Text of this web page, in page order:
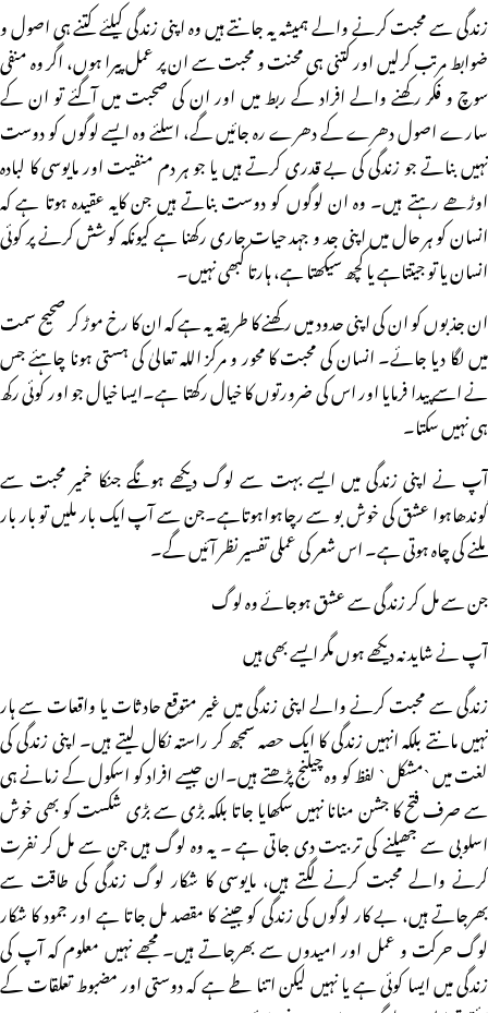
زندگی سے محبت کرنے والے ہمیشہ یہ جانتے ہیں وہ اپنی زندگی کیلئے کتنے ہی اصول و
ضوابط مرتب کرلیں اور کتنی ہی محنت و محبت سے ان پر عمل پیرا ہوں، اگر وہ منفی
سوچ و فکر رکھنے والے افراد کے ربط میں اور ان کی صحبت میں آگئے تو ان کے
سارے اصول دھرے کے دھرے رہ جائیں گے، اسلئے وہ ایسے لوگوں کو دوست
نہیں بناتے جو زندگی کی بے قدری کرتے ہیں یا جو ہر دم منفیت اور مایوسی کا لبادہ
اوڑھے رہتے ہیں۔ وہ ان لوگوں کو دوست بناتے ہیں جن کایہ عقیدہ ہوتا ہے کہ
انسان کو ہر حال میں اپنی جد و جہد حیات جاری رکھنا ہے کیونکہ کوشش کرنے پر کوئی
انسان یا تو جیتتاہے یا کچھ سیکھتا ہے، ہارتا کبھی نہیں۔
ان جذبوں کو ان کی اپنی حدود میں رکھنے کا طریقہ یہ ہے کہ ان کا رخ موڑ کر صحیح سمت
میں لگا دیا جائے۔ انسان کی محبت کا محور و مرکز اللہ تعالیٰ کی ہستی ہونا چاہئے جس
نے اسے پیدا فرمایا اور اس کی ضرورتوں کا خیال رکھتا ہے۔ایسا خیال جو اور کوئی رکھ
ہی نہیں سکتا۔
آپ نے اپنی زندگی میں ایسے بہت سے لوگ دیکھے ہونگے جنکا خمیر محبت سے
گوندھاہوا عشق کی خوش بو سے رچاہواہوتاہے۔جن سے آپ ایک بار ملیں تو بار بار
ملنے کی چاہ ہوتی ہے۔ اس شعر کی عملی تفسیر نظر آئیں گے۔
جن سے مل کر زندگی سے عشق ہوجائے وہ لوگ
آپ نے شاید نہ دیکھے ہوں مگر ایسے بھی ہیں
زندگی سے محبت کرنے والے اپنی زندگی میں غیر متوقع حادثات یا واقعات سے ہار
نہیں مانتے بلکہ انہیں زندگی کا ایک حصہ سمجھ کر راستہ نکال لیتے ہیں۔ اپنی زندگی کی
لغت میں `مشکل ` لفظ کو وہ چیلنج پڑھتے ہیں۔ان جیسے افراد کو اسکول کے زمانے ہی
سے صرف فتح کا جشن منانا نہیں سکھایا جاتا بلکہ بڑی سے بڑی شکست کو بھی خوش
اسلوبی سے جھیلنے کی تربیت دی جاتی ہے ۔ یہ وہ لوگ ہیں جن سے مل کر نفرت
کرنے والے محبت کرنے لگتے ہیں، مایوسی کا شکار لوگ زندگی کی طاقت سے
بھرجاتے ہیں، بے کار لوگوں کی زندگی کو جینے کا مقصد مل جاتا ہے اور جمود کا شکار
لوگ حرکت و عمل اور امیدوں سے بھرجاتے ہیں۔ مجھے نہیں معلوم کہ آپ کی
زندگی میں ایسا کوئی ہے یا نہیں لیکن اتنا طے ہے کہ دوستی اور مضبوط تعلقات کے